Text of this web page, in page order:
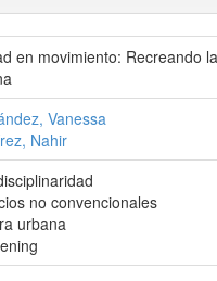
en movimiento: Recreando
Vanessa
Nahir
no convencionales
urbana